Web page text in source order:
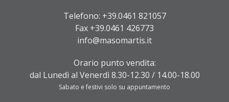
Telefono: +39.0461 821057
Fax +39.0461 426773
info@masomartis.it
Orario punto vendita:
dal Lunedì al Venerdì 8.30-12.30 / 14.00-18.00
Sabato e festivi solo su appuntamento